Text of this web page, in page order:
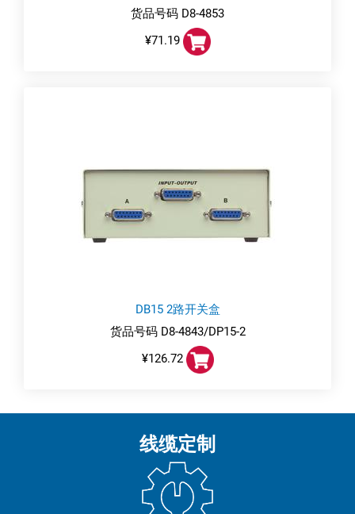
货品号码 D8-4853
¥71.19
DB15 2路开关盒
货品号码 D8-4843/DP15-2
¥126.72
线缆定制